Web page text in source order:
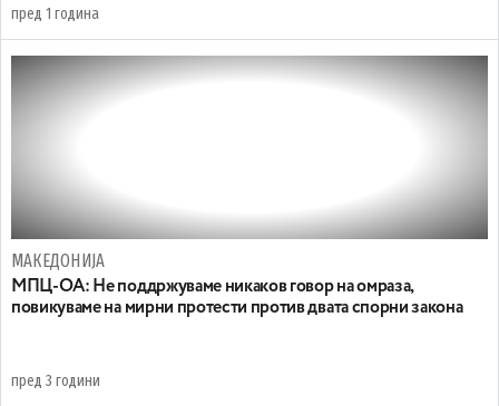
пред 1 година
МАКЕДОНИЈА
МПЦ-OA: Не поддржуваме никаков говор на омраза,
повикуваме на мирни протести против двата спорни закона
пред 3 години